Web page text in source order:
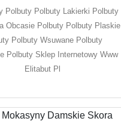
Polbuty Polbuty Lakierki Polbuty
Obcasie Polbuty Polbuty Plaskie
Polbuty Wsuwane Polbuty
Polbuty Sklep Internetowy Www
Elitabut Pl